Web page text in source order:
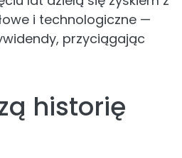
i technologiczne —
przyciągając
historię